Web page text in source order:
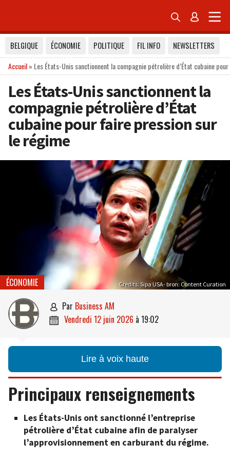
 
BELGIQUE ÉCONOMIE POLITIQUE FIL INFO
NEWSLETTERS
Accueil» Les États-Unis sanctionnent la compagnie pétrolière d’État cubaine
Les États-Unis sanctionnent la
compagnie pétrolière d’État
cubaine pour faire pression sur
le régime
Credits: Sipa USA- bron: Content Curation
ÉCONOMIE
 par Business AM
 vendredi 12 juin 2026 à 19:02
Lire à voix haute
Principaux renseignements
Les États-Unis ont sanctionné l’entreprise
pétrolière d’État cubaine afin de paralyser
l’approvisionnement en carburant du régime.